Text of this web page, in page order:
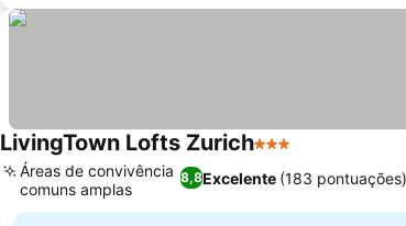
LivingTown Lofts Zurich3 Estrelas
8,8Excelente (183 pontuações)
Áreas de convivência
comuns amplas